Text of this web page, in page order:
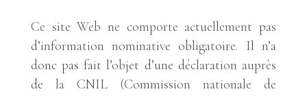
Ce site Web ne comporte actuellement pas
d’information nominative obligatoire. Il n’a
donc pas fait l’objet d’une déclaration auprès
de la CNIL (Commission nationale de